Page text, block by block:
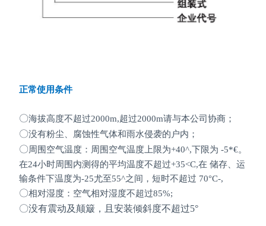
正常使用条件
〇海拔高度不超过2000m,超过2000m请与本公司协商；
〇没有粉尘、腐蚀性气体和雨水侵袭的户内；
〇周围空气温度：周围空气温度上限为+40^,下限为 -5*€。
在24小时周围内测得的平均温度不超过+35<C,在 储存、运
输条件下温度为-25尤至55^之间，短时不超过 70°C-,
〇相对湿度：空气相对湿度不超过85%;
〇没有震动及颠簸，且安装倾斜度不超过5°